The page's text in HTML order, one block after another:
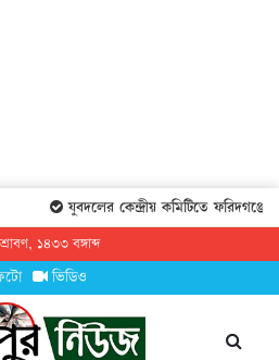
যুবদলের কেন্দ্রীয় কমিটিতে ফরিদগঞ্জের
১৪৩৩ বঙ্গাব্দ
ভিডিও